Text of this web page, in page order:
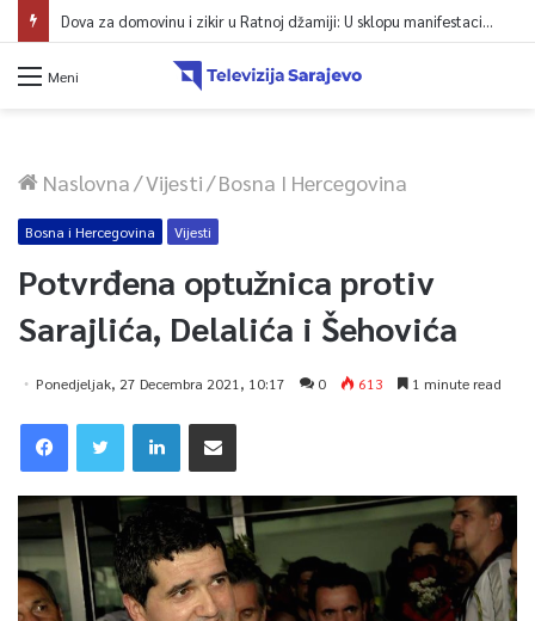
Dova za domovinu i zikir u Ratnoj džamiji: U sklopu manifestacije „Odbrana BiH – Igman 2026“ odana počast herojima
Meni
Naslovna/Vijesti/Bosna I Hercegovina
Bosna i Hercegovina Vijesti
Potvrđena optužnica protiv
Sarajlića, Delalića i Šehovića
Ponedjeljak, 27 Decembra 2021, 10:17 0 613 1 minute read